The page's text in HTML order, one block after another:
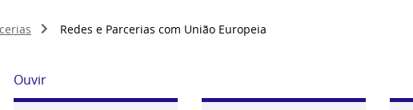
Redes e Parcerias com União Europeia
Ouvir